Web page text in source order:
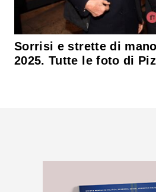
Sorrisi e strette di
2025. Tutte le foto di